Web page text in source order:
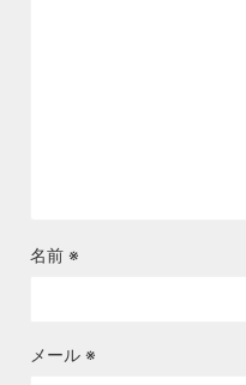
名前 ※
メール ※